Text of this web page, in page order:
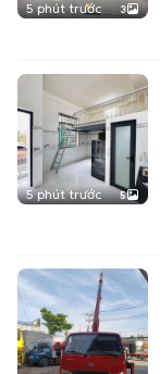
5 phút trước 3
5 phút trước 5